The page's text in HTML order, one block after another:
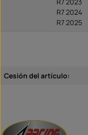
R7 2023
R7 2024
R7 2025
Cesión del artículo: